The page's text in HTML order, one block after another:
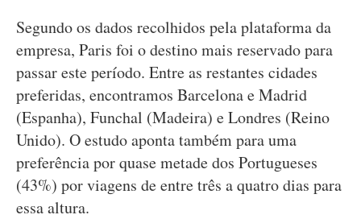
Segundo os dados recolhidos pela plataforma da
empresa, Paris foi o destino mais reservado para
passar este período. Entre as restantes cidades
preferidas, encontramos Barcelona e Madrid
(Espanha), Funchal (Madeira) e Londres (Reino
Unido). O estudo aponta também para uma
preferência por quase metade dos Portugueses
(43%) por viagens de entre três a quatro dias para
essa altura.